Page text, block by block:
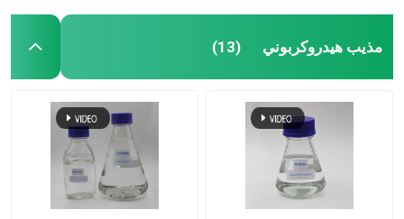
مذيب هيدروكربوني (13)